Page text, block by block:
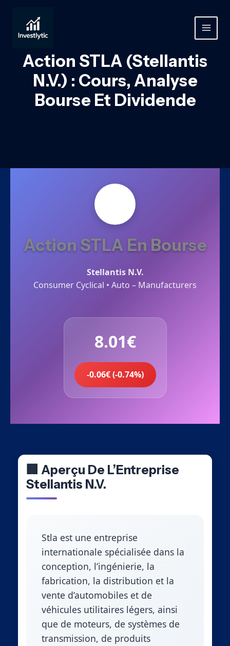
contenu
MAIN
Action STLA (Stellantis
N.V.) : Cours, Analyse
Bourse Et Dividende
Action STLA En Bourse
Stellantis N.V.
Consumer Cyclical • Auto – Manufacturers
8.01€
-0.06€ (-0.74%)
🏢 Aperçu De L’Entreprise
Stellantis N.V.
Stla est une entreprise
internationale spécialisée dans la
conception, l’ingénierie, la
fabrication, la distribution et la
vente d’automobiles et de
véhicules utilitaires légers, ainsi
que de moteurs, de systèmes de
transmission, de produits